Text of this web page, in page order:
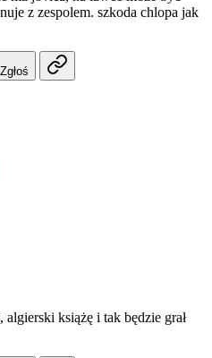
z zespolem. szkoda chlopa jak
Zgłoś
algierski książę i tak będzie grał